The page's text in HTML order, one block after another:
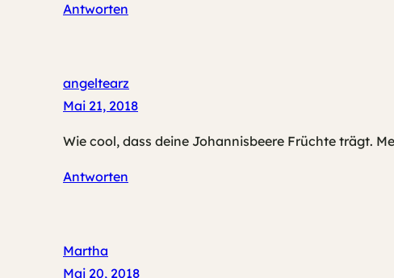
Antworten
angeltearz
Mai 21, 2018
Wie cool, dass deine Johannisbeere Früchte trägt.
Antworten
Martha
Mai 20, 2018